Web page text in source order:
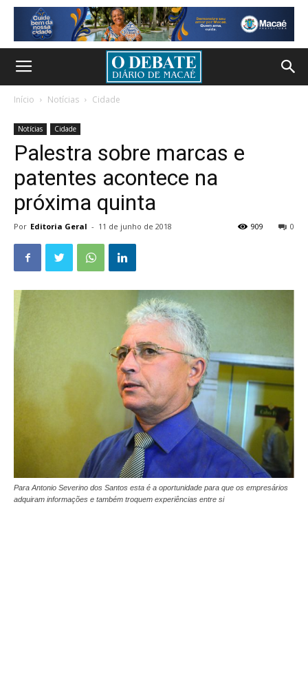
Início Notícias Cidade
Notícias Cidade
Palestra sobre marcas e
patentes acontece na
próxima quinta
Por Editoria Geral - 11 de junho de 2018 0
909
Para Antonio Severino dos Santos esta é a oportunidade para que os empresários
adquiram informações e também troquem experiências entre si